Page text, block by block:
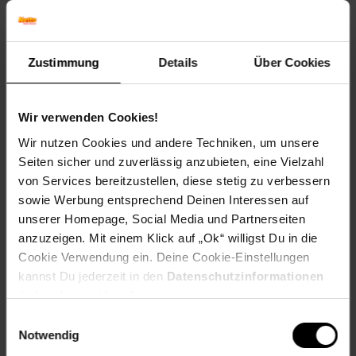
Zustimmung Details Über Cookies
Wir verwenden Cookies!
Wir nutzen Cookies und andere Techniken, um unsere
Seiten sicher und zuverlässig anzubieten, eine Vielzahl
von Services bereitzustellen, diese stetig zu verbessern
sowie Werbung entsprechend Deinen Interessen auf
unserer Homepage, Social Media und Partnerseiten
anzuzeigen. Mit einem Klick auf „Ok“ willigst Du in die
Cookie Verwendung ein. Deine Cookie-Einstellungen
kannst Du jederzeit in den Datenschutzinformationen
ändern bzw. widerrufen.
Notwendig
Herbstfärbung: Verliert Laub ohne Färbung
Geschmack: X
Frucht: Keine Frucht
Standort und Pflege
Pflegeaufwand: Mittel
Lichtbedarf: Halbschattig-Schattig
Wasserbedarf: Mittel
Rückschnitt: Rückschnitt nach der Blüte.
Schnittverträglichkeit: Gut
Bodenansprüche: sauer und humos
Nährstoffgehalt: Mittel
Frosthärte: bis -23 °C
Verwendung: Solitärpflanzung, Heckenpflanze,
Kübelpflanze, Moorbeet, Halbschattenbeet
Eigenschaften